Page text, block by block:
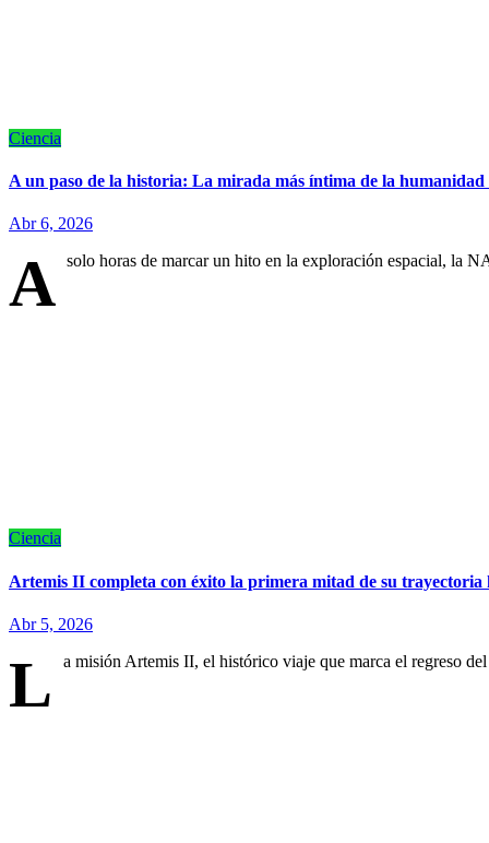
Ciencia
A un paso de la historia: La mirada más íntima de la
Abr 6, 2026
A solo horas de marcar un hito en la exploración espacial, la
Ciencia
Artemis II completa con éxito la primera mitad de su trayectoria
Abr 5, 2026
L a misión Artemis II, el histórico viaje que marca el regreso